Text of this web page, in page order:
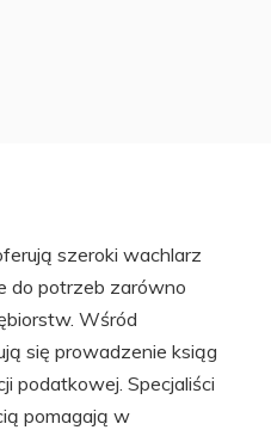
szeroki wachlarz
do potrzeb zarówno
Wśród
się prowadzenie ksiąg
podatkowej. Specjaliści
pomagają w